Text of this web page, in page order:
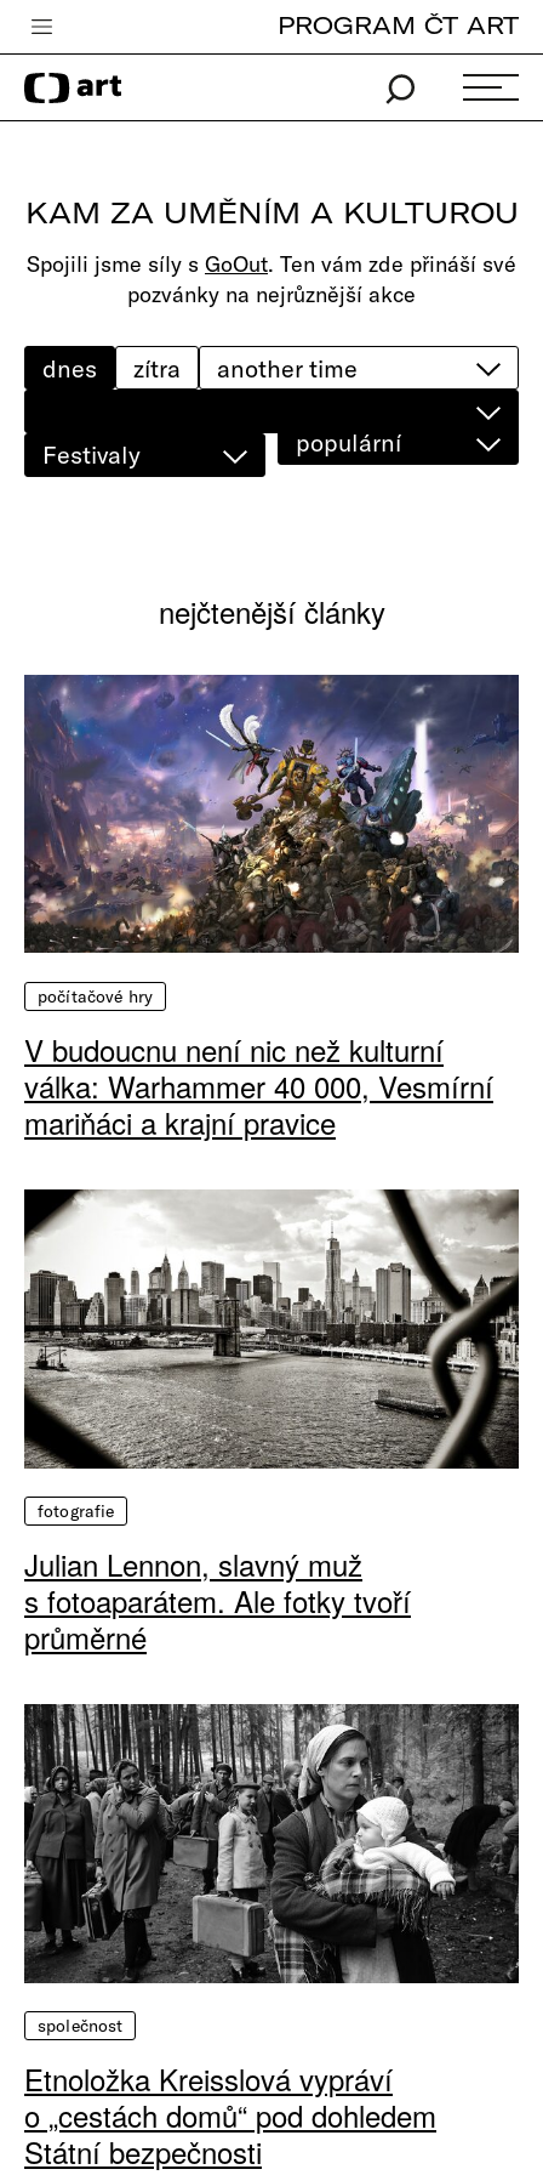
Česká televize
Zpravodajství
iVysílání
TV program
edu
PROGRAM ČT ART
KAM ZA UMĚNÍM A KULTUROU
Spojili jsme síly s GoOut. Ten vám zde přináší své
pozvánky na nejrůznější akce
Festivaly
dnes zítra
populární
nejčtenější články
počítačové hry
V budoucnu není nic než kulturní
válka: Warhammer 40 000, Vesmírní
mariňáci a krajní pravice
fotografie
Julian Lennon, slavný muž
s fotoaparátem. Ale fotky tvoří
průměrné
společnost
Etnoložka Kreisslová vypráví
o „cestách domů“ pod dohledem
Státní bezpečnosti